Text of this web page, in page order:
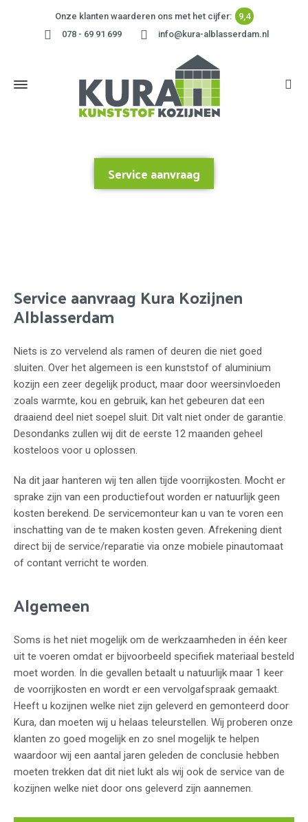
Onze klanten waarderen ons met het cijfer:
9,4
078 - 69 91 699
info@kura-alblasserdam.nl
Service aanvraag
Service aanvraag Kura Kozijnen
Alblasserdam
Niets is zo vervelend als ramen of deuren die niet goed
sluiten. Over het algemeen is een kunststof of aluminium
kozijn een zeer degelijk product, maar door weersinvloeden
zoals warmte, kou en gebruik, kan het gebeuren dat een
draaiend deel niet soepel sluit. Dit valt niet onder de garantie.
Desondanks zullen wij dit de eerste 12 maanden geheel
kosteloos voor u oplossen.
Na dit jaar hanteren wij ten allen tijde voorrijkosten. Mocht er
sprake zijn van een productiefout worden er natuurlijk geen
kosten berekend. De servicemonteur kan u van te voren een
inschatting van de te maken kosten geven. Afrekening dient
direct bij de service/reparatie via onze mobiele pinautomaat
of contant verricht te worden.
Algemeen
Soms is het niet mogelijk om de werkzaamheden in één keer
uit te voeren omdat er bijvoorbeeld specifiek materiaal besteld
moet worden. In die gevallen betaalt u natuurlijk maar 1 keer
de voorrijkosten en wordt er een vervolgafspraak gemaakt.
Heeft u kozijnen welke niet zijn geleverd en gemonteerd door
Kura, dan moeten wij u helaas teleurstellen. Wij proberen onze
klanten zo goed mogelijk en zo snel mogelijk te helpen
waardoor wij een aantal jaren geleden de conclusie hebben
moeten trekken dat dit niet lukt als wij ook de service van de
kozijnen welke niet door ons geleverd zijn aannemen.